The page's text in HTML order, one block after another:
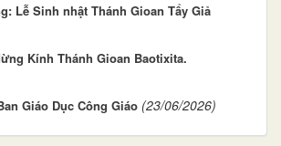
Lễ Sinh nhật Thánh Gioan Tẩy Giả
Kính Thánh Gioan Baotixita.
Giáo Dục Công Giáo (23/06/2026)